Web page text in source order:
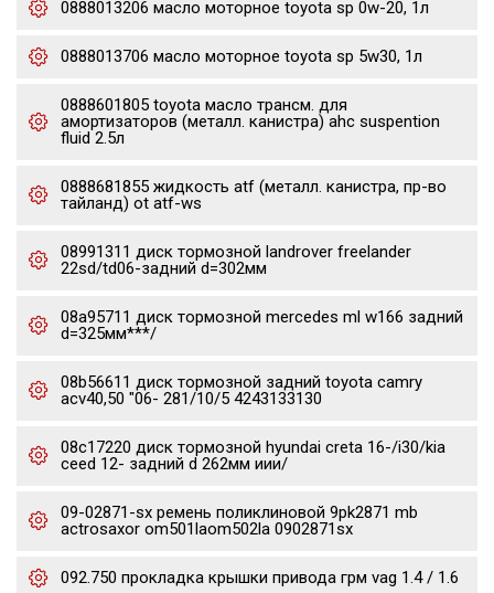
0888013206 масло моторное toyota sp 0w-20, 1л
0888013706 масло моторное toyota sp 5w30, 1л
0888601805 toyota масло трансм. для
амортизаторов (металл. канистра) ahc suspention
fluid 2.5л
0888681855 жидкость atf (металл. канистра, пр-во
тайланд) ot atf-ws
08991311 диск тормозной landrover freelander
22sd/td06-задний d=302мм
08a95711 диск тормозной mercedes ml w166 задний
d=325мм***/
08b56611 диск тормозной задний toyota camry
acv40,50 "06- 281/10/5 4243133130
08c17220 диск тормозной hyundai creta 16-/i30/kia
ceed 12- задний d 262мм иии/
09-02871-sx ремень поликлиновой 9pk2871 mb
actrosaxor om501laom502la 0902871sx
092.750 прокладка крышки привода грм vag 1.4 / 1.6